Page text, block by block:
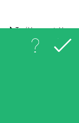
Tovább a szentekhez